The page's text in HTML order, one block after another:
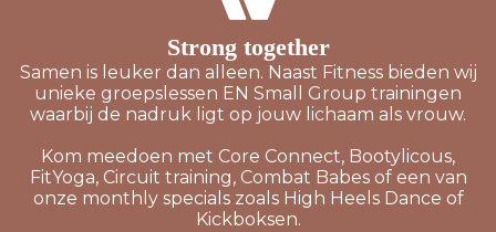
Strong together
Samen is leuker dan alleen. Naast Fitness bieden wij
unieke groepslessen EN Small Group trainingen
waarbij de nadruk ligt op jouw lichaam als vrouw.
Kom meedoen met Core Connect, Bootylicous,
FitYoga, Circuit training, Combat Babes of een van
onze monthly specials zoals High Heels Dance of
Kickboksen.